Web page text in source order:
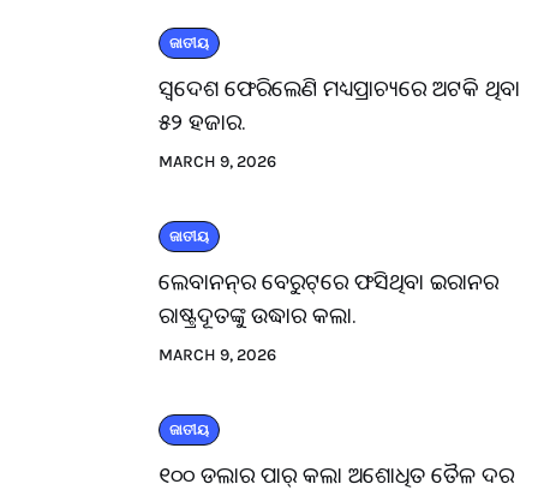
ଜାତୀୟ
ସ୍ବଦେଶ ଫେରିଲେଣି ମଧ୍ୟପ୍ରାଚ୍ୟରେ ଅଟକି ଥିବା
୫୨ ହଜାର.
MARCH 9, 2026
ଜାତୀୟ
ଲେବାନନ୍‌ର ବେରୁଟ୍‌ରେ ଫସିଥିବା ଇରାନର
ରାଷ୍ଟ୍ରଦୂତଙ୍କୁ ଉଦ୍ଧାର କଲା.
MARCH 9, 2026
ଜାତୀୟ
୧୦୦ ଡଲାର ପାର୍ କଲା ଅଶୋଧିତ ତୈଳ ଦର